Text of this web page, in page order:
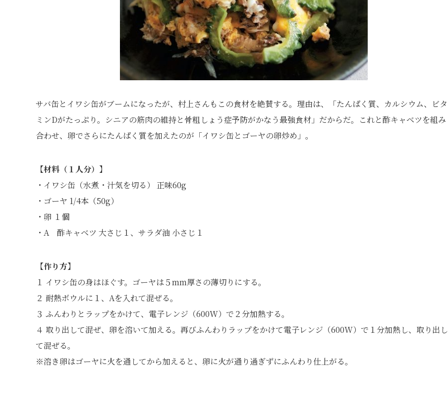
サバ缶とイワシ缶がブームになったが、村上さんもこの食材を絶賛する。理由は、「たんぱく質、カルシウム、ビタ
ミンDがたっぷり。シニアの筋肉の維持と骨粗しょう症予防がかなう最強食材」だからだ。これと酢キャベツを組み
合わせ、卵でさらにたんぱく質を加えたのが「イワシ缶とゴーヤの卵炒め」。
【材料（１人分）】
・イワシ缶（水煮・汁気を切る） 正味60g
・ゴーヤ 1/4本（50g）
・卵 １個
・A 酢キャベツ 大さじ１、サラダ油 小さじ１
【作り方】
１ イワシ缶の身はほぐす。ゴーヤは５mm厚さの薄切りにする。
２ 耐熱ボウルに１、Aを入れて混ぜる。
３ ふんわりとラップをかけて、電子レンジ（600W）で２分加熱する。
４ 取り出して混ぜ、卵を溶いて加える。再びふんわりラップをかけて電子レンジ（600W）で１分加熱し、取り出し
て混ぜる。
※溶き卵はゴーヤに火を通してから加えると、卵に火が通り過ぎずにふんわり仕上がる。